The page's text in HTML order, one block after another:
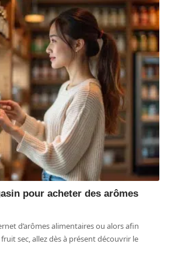
pour acheter des arômes
d’arômes alimentaires ou alors afin
sec, allez dès à présent découvrir le